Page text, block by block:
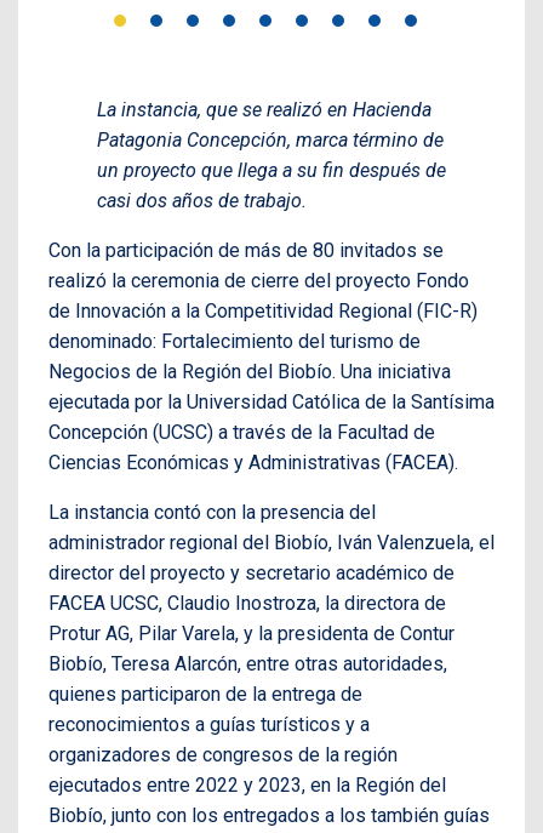
La instancia, que se realizó en Hacienda
Patagonia Concepción, marca término de
un proyecto que llega a su fin después de
casi dos años de trabajo.
Con la participación de más de 80 invitados se
realizó la ceremonia de cierre del proyecto Fondo
de Innovación a la Competitividad Regional (FIC-R)
denominado: Fortalecimiento del turismo de
Negocios de la Región del Biobío. Una iniciativa
ejecutada por la Universidad Católica de la Santísima
Concepción (UCSC) a través de la Facultad de
Ciencias Económicas y Administrativas (FACEA).
La instancia contó con la presencia del
administrador regional del Biobío, Iván Valenzuela, el
director del proyecto y secretario académico de
FACEA UCSC, Claudio Inostroza, la directora de
Protur AG, Pilar Varela, y la presidenta de Contur
Biobío, Teresa Alarcón, entre otras autoridades,
quienes participaron de la entrega de
reconocimientos a guías turísticos y a
organizadores de congresos de la región
ejecutados entre 2022 y 2023, en la Región del
Biobío, junto con los entregados a los también guías